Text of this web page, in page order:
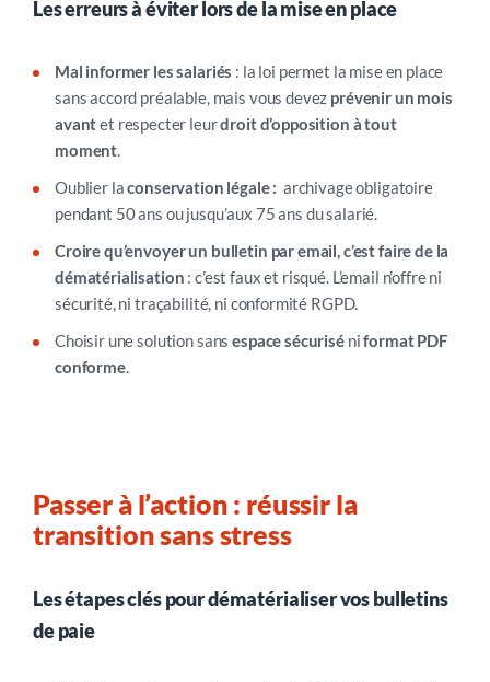
Les erreurs à éviter lors de la mise en place
Mal informer les salariés : la loi permet la mise en place
sans accord préalable, mais vous devez prévenir un mois
avantet respecter leurdroit d’opposition à tout
moment.
Oublier laconservation légale : archivage obligatoire
pendant 50 ans ou jusqu’aux 75 ans du salarié.
Croire qu’envoyer un bulletin par email, c’est faire de la
dématérialisation : c’est faux et risqué. L’email n’offre ni
sécurité, ni traçabilité, ni conformité RGPD.
Choisir une solution sansespace sécuriséniformat PDF
conforme.
Passer à l’action : réussir la
transition sans stress
Les étapes clés pour dématérialiser vos bulletins
de paie